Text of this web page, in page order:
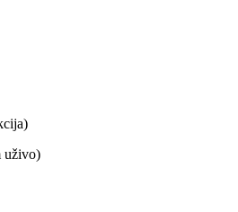
uživo)